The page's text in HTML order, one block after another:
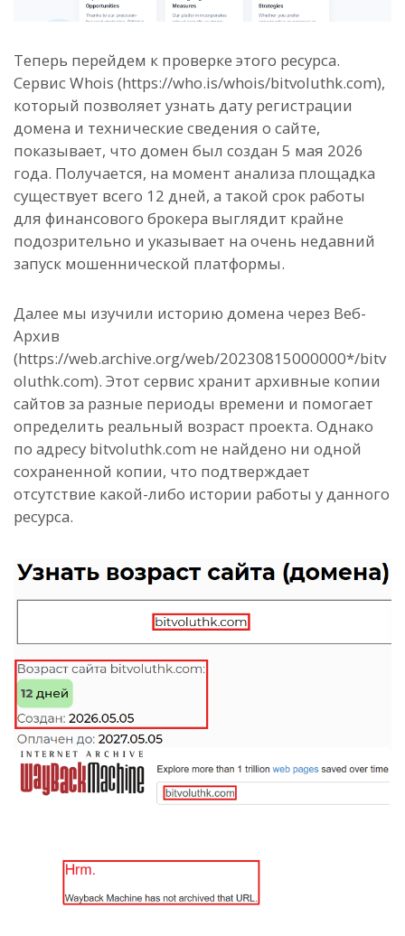
Теперь перейдем к проверке этого ресурса.
Сервис Whois (https://who.is/whois/bitvoluthk.com),
который позволяет узнать дату регистрации
домена и технические сведения о сайте,
показывает, что домен был создан 5 мая 2026
года. Получается, на момент анализа площадка
существует всего 12 дней, а такой срок работы
для финансового брокера выглядит крайне
подозрительно и указывает на очень недавний
запуск мошеннической платформы.
Далее мы изучили историю домена через Веб-
Архив
(https://web.archive.org/web/20230815000000*/bitv
oluthk.com). Этот сервис хранит архивные копии
сайтов за разные периоды времени и помогает
определить реальный возраст проекта. Однако
по адресу bitvoluthk.com не найдено ни одной
сохраненной копии, что подтверждает
отсутствие какой-либо истории работы у данного
ресурса.